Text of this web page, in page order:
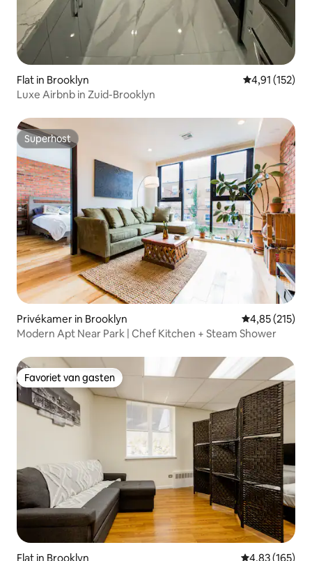
Flat in Brooklyn Gemiddelde
4,91 (152)
Luxe Airbnb in Zuid-Brooklyn
Superhost
Superhost
Privékamer in Brooklyn Gemiddelde
4,85 (215)
Modern Apt Near Park | Chef Kitchen + Steam Shower
Favoriet van gasten
Favoriet van gasten
Flat in Brooklyn Gemiddelde
4,83 (165)